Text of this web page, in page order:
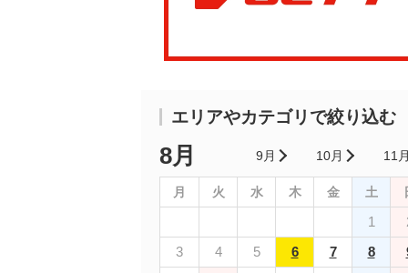
エリアやカテゴリで絞り込む
8月 9月 10月 11
月 火 水 木 金 土
1
3
4 5 6 7 8